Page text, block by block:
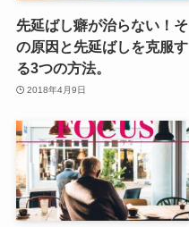
先延ばし癖が治らない！そ
の原因と先延ばしを克服す
る3つの方法。
2018年4月9日